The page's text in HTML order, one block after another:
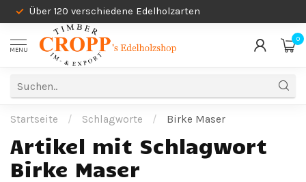
Über 120 verschiedene Edelholzarten
MENU
0
Startseite / Schlagworte / Birke Maser
Artikel mit Schlagwort
Birke Maser